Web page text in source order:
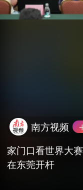
南方视频
家门口看世界大
在东莞开杆